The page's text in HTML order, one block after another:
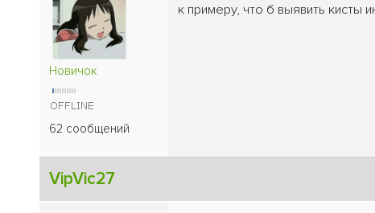
Новичок
62 сообщений
к примеру, что б выявить кисты
VipVic27